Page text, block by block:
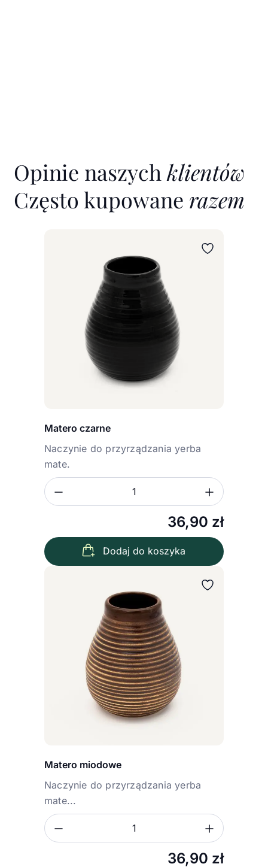
Opinie naszych klientów
Często kupowane razem
Matero czarne
Naczynie do przyrządzania yerba
mate.
36,90 zł
Zmniejsz ilość
Dodaj do koszyka
Matero miodowe
Naczynie do przyrządzania yerba
mate...
36,90 zł
Zmniejsz ilość